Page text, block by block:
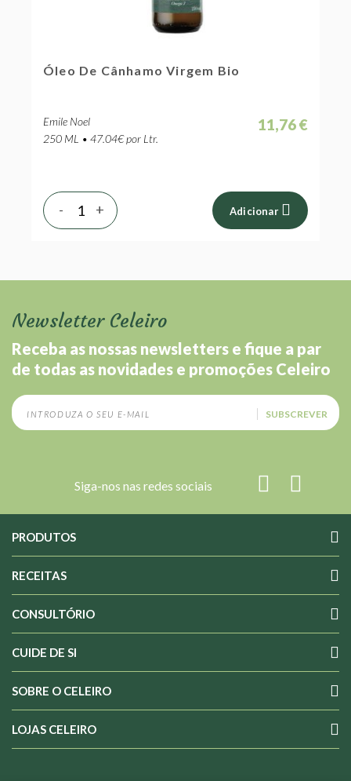
Óleo De Cânhamo Virgem Bio
Emile Noel
250 ML • 47.04€ por Ltr.
11,76 €
+
- Adicionar
Newsletter Celeiro
Receba as nossas newsletters e fique a par
de todas as novidades e promoções Celeiro
SUBSCREVER
Siga-nos nas redes sociais
PRODUTOS
RECEITAS
CONSULTÓRIO
CUIDE DE SI
SOBRE O CELEIRO
LOJAS CELEIRO